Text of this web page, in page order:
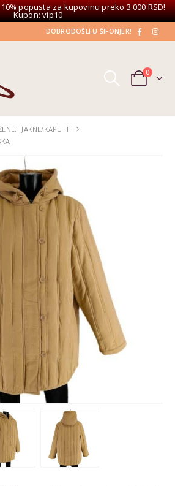
popusta za kupovinu preko 3.000 RSD!
Kupon: vip10
DOBRODOŠLI U ŠIFONJER!
0
,
JAKNE/KAPUTI